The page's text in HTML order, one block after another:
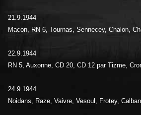
21.9.1944
Macon, RN 6, Tournas, Sennecey, Chalon,
22.9.1944
RN 5, Auxonne, CD 20, CD 12 par Tizme,
24.9.1944
Noidans, Raze, Vaivre, Vesoul, Frotey,